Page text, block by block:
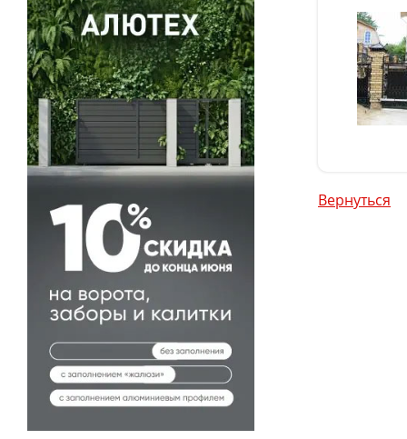
Вернуться